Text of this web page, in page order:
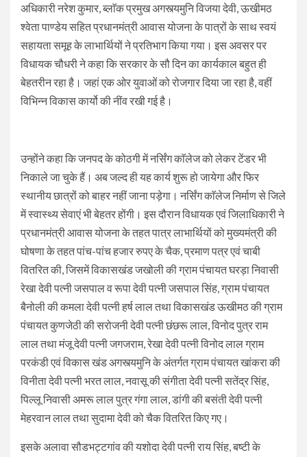
अधिकारी नरेश कुमार, ब्लाॅक प्रमुख अगस्त्यमुनि विजया देवी, ऊखीमठ
श्वेता पाण्डेय सहित प्रधानमंत्री आवास योजना के पात्रों के साथ स्वयं
सहायता समूह के लाभार्थियों ने प्रतिभाग किया गया। इस अवसर पर
विधायक चौधरी ने कहा कि सरकार के सौ दिन का कार्यकाल बहुत ही
बेहतरीन रहा है। जहां एक ओर युवाओं को रोजगार दिया जा रहा है, वहीं
विभिन्न विकास कार्यो की नींव रखी गई है।
उन्होंने कहा कि जनपद के कोठगी में नर्सिंग काॅलेज को लेकर टेंडर भी
निकाले जा चुके हैं। अब जल्द ही यह कार्य शुरू हो जायेगा और फिर
स्थानीय छात्रों को बाहर नहीं जाना पड़ेगा। नर्सिंग काॅलेज निर्माण से जिले
में स्वास्थ्य सेवाएं भी बेहतर होंगी। इस दौरान विधायक एवं जिलाधिकारी ने
प्रधानमंत्री आवास योजना के तहत पात्र लाभार्थियों को मुख्यमंत्री की
घोषणा के तहत पांच-पांच हजार रुपए के चैक, प्रमाण पत्र एवं चाबी
वितरित की, जिसमें विकासखंड जखोली की ग्राम पंचायत घरड़ा निवासी
रेखा देवी पत्नी जसपाल व रूपा देवी पत्नी जसपाल सिंह, ग्राम पंचायत
बैनोली की कमला देवी पत्नी हर्ष लाल तथा विकासखंड ऊखीमठ की ग्राम
पंचायत कुणजेठी की सरोजनी देवी पत्नी छंछरू लाल, विनोद पुत्र राम
लाल तथा मंजू देवी पत्नी जगजराम, रेखा देवी पत्नी विनोद लाल ग्राम
परकंडी एवं विकास खंड अगस्त्यमुनि के अंतर्गत ग्राम पंचायत खांकरा की
विनीता देवी पत्नी भरत लाल, नवासू की संगीता देवी पत्नी सतेंद्र सिंह,
पिल्लू निवासी अमरू लाल पुत्र गंगा लाल, डांगी की बसंती देवी पत्नी
मेहरवान लाल तथा सुदामा देवी को चैक वितरित किए गए।
इसके अलावा सौडभट्टगांव की यशोदा देवी पत्नी राय सिंह, बष्टी के